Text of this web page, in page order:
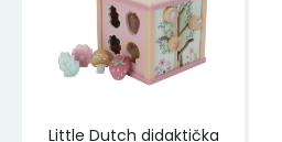
Little Dutch didaktička